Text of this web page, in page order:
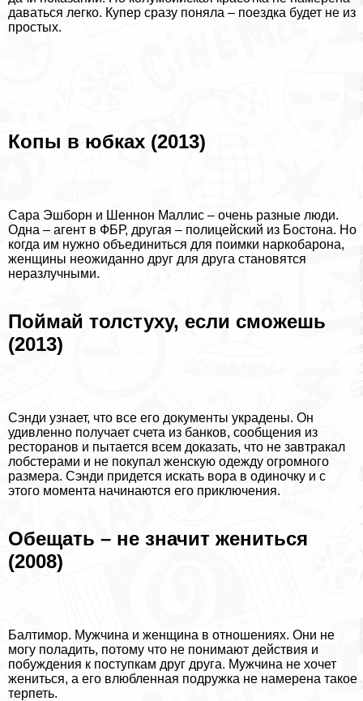
даваться легко. Купер сразу поняла – поездка будет не из
простых.
Копы в юбках (2013)
Сара Эшборн и Шеннон Маллис – очень разные люди.
Одна – агент в ФБР, другая – полицейский из Бостона. Но
когда им нужно объединиться для поимки наркобарона,
женщины неожиданно друг для друга становятся
неразлучными.
Поймай толстуху, если сможешь
(2013)
Сэнди узнает, что все его документы украдены. Он
удивленно получает счета из банков, сообщения из
ресторанов и пытается всем доказать, что не завтpaкал
лобстерами и не покупал женскую одежду огромного
размера. Сэнди придется искать вора в одиночку и с
этого момента начинаются его приключения.
Обещать – не значит жениться
(2008)
Балтимор. Мужчина и женщина в отношениях. Они не
могу поладить, потому что не понимают действия и
побуждения к поступкам друг друга. Мужчина не хочет
жениться, а его влюбленная подружка не намерена такое
терпеть.